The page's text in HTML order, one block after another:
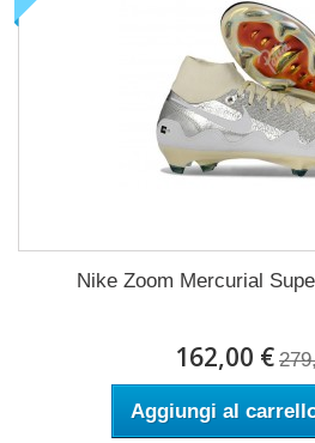
Nike Zoom Mercurial
162,00 €
Aggiungi al